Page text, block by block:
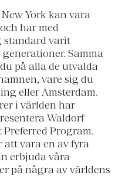
York kan vara
har med
standard varit
Samma
på alla de utvalda
vare sig du
eller Amsterdam.
i världen har
Waldorf
Program.
att vara en av fyra
erbjuda våra
på några av världens